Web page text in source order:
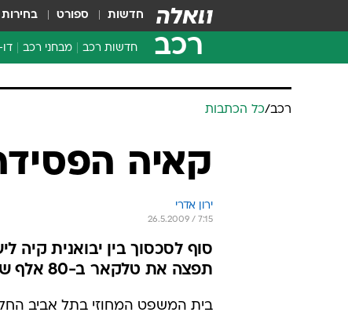
חדשות ספורט בחירות
רכב חדשות רכב מבחני רכב
רכב/כל הכתבות
קאיה
ירון אדרי
26.5.2009 / 7:15
סוף לסכסוך בין יבואנית
תפצה את טלקאר ב-80 אלף שקלים
בית המשפט המחוזי בתל אביב